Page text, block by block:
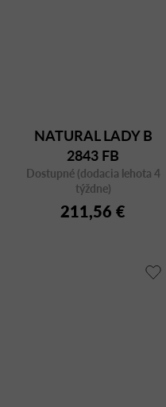
NATURAL LADY B
2843 FB
Dostupné (dodacia lehota 4
týždne)
211,56 €